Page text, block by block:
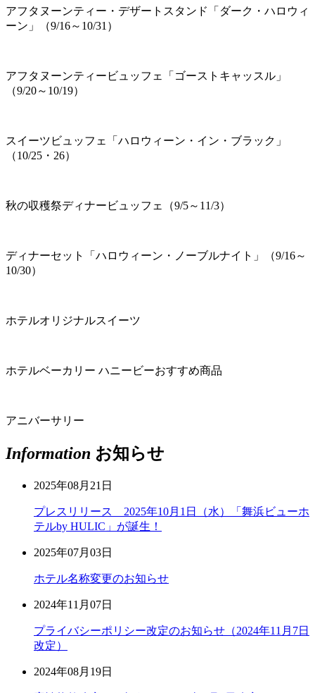
アフタヌーンティー・デザートスタンド「ダーク・ハロウィ
ーン」（9/16～10/31）
アフタヌーンティービュッフェ「ゴーストキャッスル」
（9/20～10/19）
スイーツビュッフェ「ハロウィーン・イン・ブラック」
（10/25・26）
秋の収穫祭ディナービュッフェ（9/5～11/3）
ディナーセット「ハロウィーン・ノーブルナイト」（9/16～
10/30）
ホテルオリジナルスイーツ
ホテルベーカリー ハニービーおすすめ商品
アニバーサリー
Information お知らせ
2025年08月21日
プレスリリース 2025年10月1日（水）「舞浜ビューホ
テルby HULIC」が誕生！
2025年07月03日
ホテル名称変更のお知らせ
2024年11月07日
プライバシーポリシー改定のお知らせ（2024年11月7日
改定）
2024年08月19日